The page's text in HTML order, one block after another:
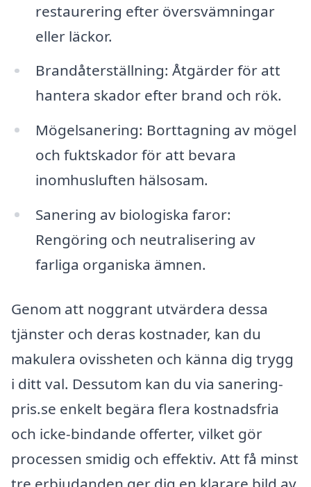
restaurering efter översvämningar
eller läckor.
Brandåterställning: Åtgärder för att
hantera skador efter brand och rök.
Mögelsanering: Borttagning av mögel
och fuktskador för att bevara
inomhusluften hälsosam.
Sanering av biologiska faror:
Rengöring och neutralisering av
farliga organiska ämnen.
Genom att noggrant utvärdera dessa
tjänster och deras kostnader, kan du
makulera ovissheten och känna dig trygg
i ditt val. Dessutom kan du via sanering-
pris.se enkelt begära flera kostnadsfria
och icke-bindande offerter, vilket gör
processen smidig och effektiv. Att få minst